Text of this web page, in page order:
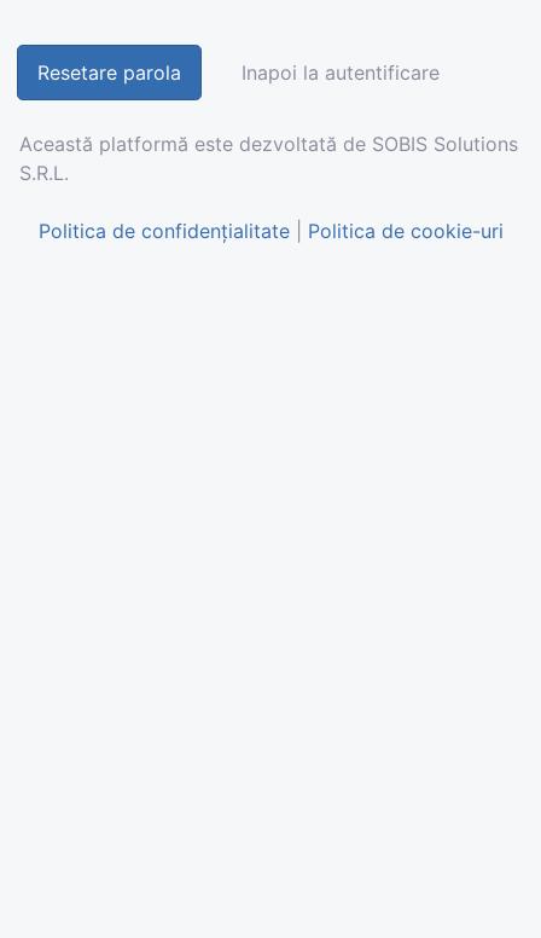
Inapoi la autentificare
Această platformă este dezvoltată de SOBIS Solutions
S.R.L.
Politica de confidențialitate| Politica de cookie-uri